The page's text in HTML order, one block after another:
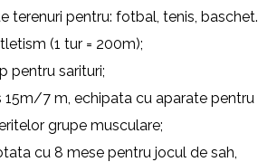
terenuri pentru: fotbal, tenis, baschet.
(1 tur = 200m);
pentru sarituri;
15m/7 m, echipata cu aparate pentru
grupe musculare;
cu 8 mese pentru jocul de sah,